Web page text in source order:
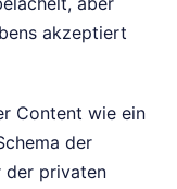
akzeptiert
Content wie ein
der
der privaten